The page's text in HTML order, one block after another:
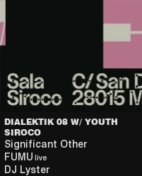
DIALEKTIK 08 W/ YOUTH
SIROCO
Significant Other
FUMU live
DJ Lyster